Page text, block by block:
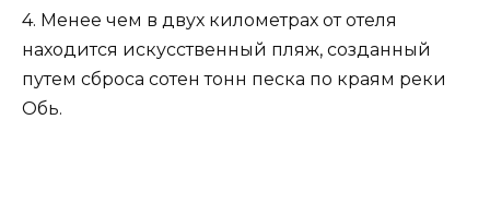
4. Менее чем в двух километрах от отеля
находится искусственный пляж, созданный
путем сброса сотен тонн песка по краям реки
Обь.